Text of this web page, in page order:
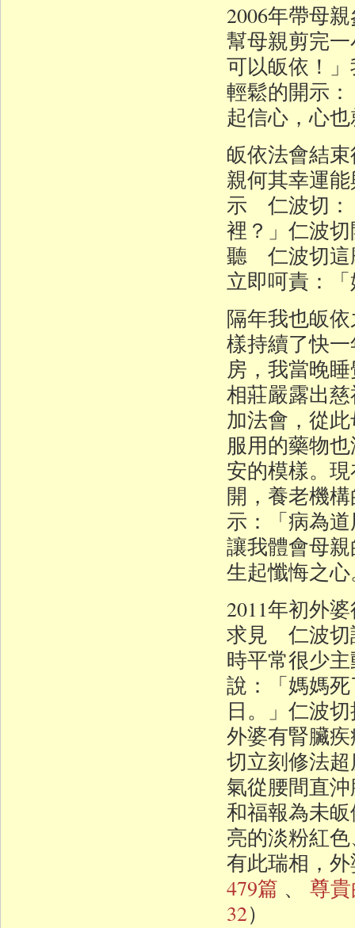
2006年帶母
幫母親剪完
可以皈依！
輕鬆的開示
起信心，心
皈依法會結
親何其幸運
示 仁波切：
裡？」仁波
聽 仁波切這
立即呵責：
隔年我也皈
樣持續了快
房，我當晚
相莊嚴露出
加法會，從
服用的藥物
安的模樣。
開，養老機
示：「病為
讓我體會母
生起懺悔之
2011年初外
求見 仁波切
時平常很少
說：「媽媽
日。」仁波
外婆有腎臟
切立刻修法
氣從腰間直
和福報為未
亮的淡粉紅
有此瑞相，
479篇 、 尊
32）